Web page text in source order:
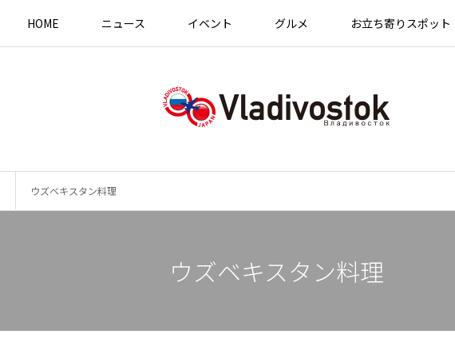
HOME ニュース イベント グルメ お立ち寄りスポット
ウズベキスタン料理
ウズベキスタン料理